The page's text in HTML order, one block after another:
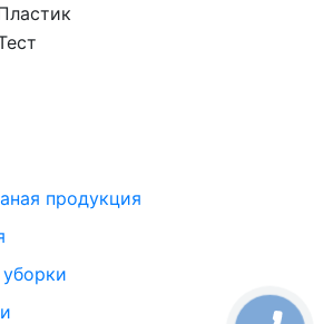
продукция